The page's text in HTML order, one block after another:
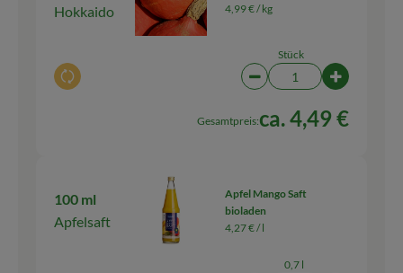
Hokkaido
Auswahl ändern
4,99 € /kg
Stück
Artikelanzahl
Gesamtpreis:ca. 4,49 €
100 ml
Apfelsaft
Apfel Mango Saft
bioladen
4,27 € /l
0,7 l